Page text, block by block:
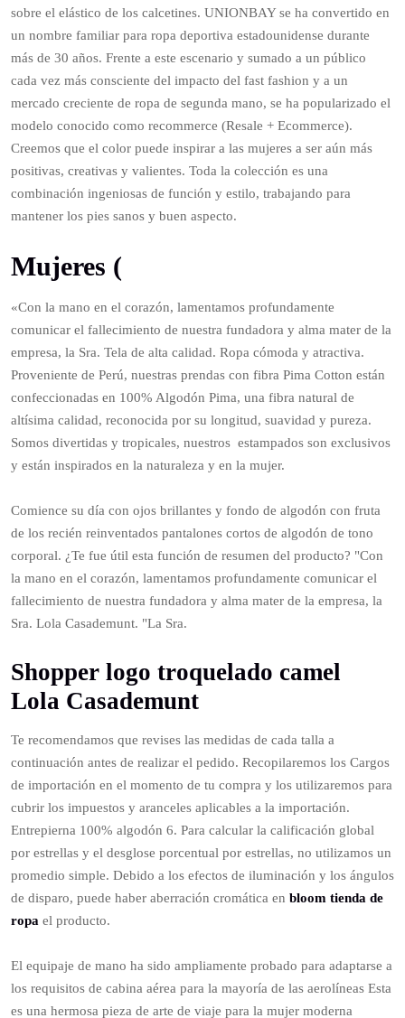
sobre el elástico de los calcetines. UNIONBAY se ha convertido en
un nombre familiar para ropa deportiva estadounidense durante
más de 30 años. Frente a este escenario y sumado a un público
cada vez más consciente del impacto del fast fashion y a un
mercado creciente de ropa de segunda mano, se ha popularizado el
modelo conocido como recommerce (Resale + Ecommerce).
Creemos que el color puede inspirar a las mujeres a ser aún más
positivas, creativas y valientes. Toda la colección es una
combinación ingeniosas de función y estilo, trabajando para
mantener los pies sanos y buen aspecto.
Mujeres (
«Con la mano en el corazón, lamentamos profundamente
comunicar el fallecimiento de nuestra fundadora y alma mater de la
empresa, la Sra. Tela de alta calidad. Ropa cómoda y atractiva.
Proveniente de Perú, nuestras prendas con fibra Pima Cotton están
confeccionadas en 100% Algodón Pima, una fibra natural de
altísima calidad, reconocida por su longitud, suavidad y pureza.
Somos divertidas y tropicales, nuestros estampados son exclusivos
y están inspirados en la naturaleza y en la mujer.
Comience su día con ojos brillantes y fondo de algodón con fruta
de los recién reinventados pantalones cortos de algodón de tono
corporal. ¿Te fue útil esta función de resumen del producto? "Con
la mano en el corazón, lamentamos profundamente comunicar el
fallecimiento de nuestra fundadora y alma mater de la empresa, la
Sra. Lola Casademunt. "La Sra.
Shopper logo troquelado camel
Lola Casademunt
Te recomendamos que revises las medidas de cada talla a
continuación antes de realizar el pedido. Recopilaremos los Cargos
de importación en el momento de tu compra y los utilizaremos para
cubrir los impuestos y aranceles aplicables a la importación.
Entrepierna 100% algodón 6. Para calcular la calificación global
por estrellas y el desglose porcentual por estrellas, no utilizamos un
promedio simple. Debido a los efectos de iluminación y los ángulos
de disparo, puede haber aberración cromática en bloom tienda de
ropa el producto.
El equipaje de mano ha sido ampliamente probado para adaptarse a
los requisitos de cabina aérea para la mayoría de las aerolíneas Esta
es una hermosa pieza de arte de viaje para la mujer moderna